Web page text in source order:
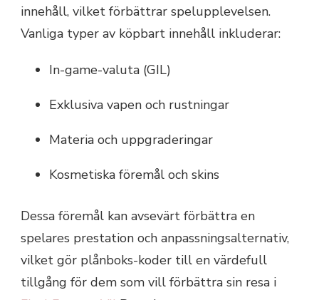
innehåll, vilket förbättrar spelupplevelsen.
Vanliga typer av köpbart innehåll inkluderar:
In-game-valuta (GIL)
Exklusiva vapen och rustningar
Materia och uppgraderingar
Kosmetiska föremål och skins
Dessa föremål kan avsevärt förbättra en
spelares prestation och anpassningsalternativ,
vilket gör plånboks-koder till en värdefull
tillgång för dem som vill förbättra sin resa i